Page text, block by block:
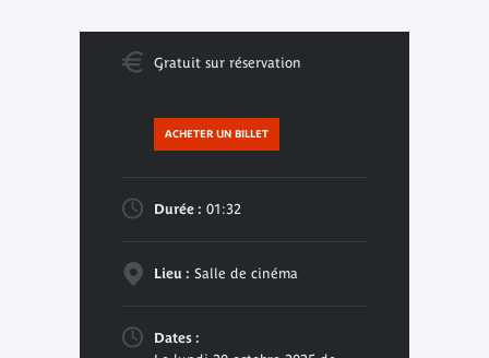
Gratuit sur réservation
ACHETER UN BILLET
Durée : 01:32
Lieu : Salle de cinéma
Dates :